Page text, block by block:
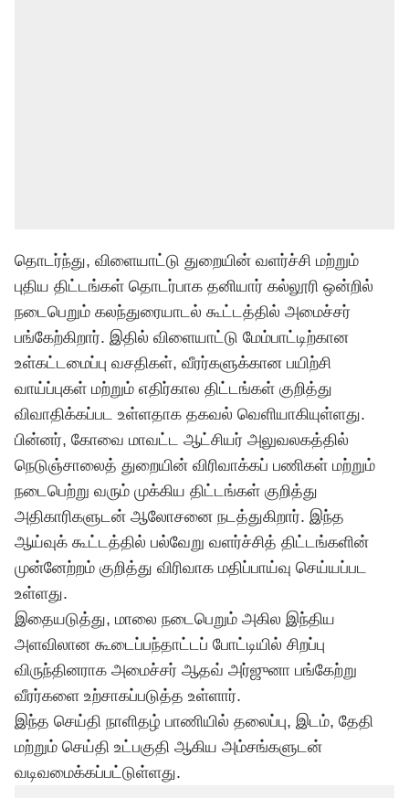
தொடர்ந்து, விளையாட்டு துறையின் வளர்ச்சி மற்றும்
புதிய திட்டங்கள் தொடர்பாக தனியார் கல்லூரி ஒன்றில்
நடைபெறும் கலந்துரையாடல் கூட்டத்தில் அமைச்சர்
பங்கேற்கிறார். இதில் விளையாட்டு மேம்பாட்டிற்கான
உள்கட்டமைப்பு வசதிகள், வீரர்களுக்கான பயிற்சி
வாய்ப்புகள் மற்றும் எதிர்கால திட்டங்கள் குறித்து
விவாதிக்கப்பட உள்ளதாக தகவல் வெளியாகியுள்ளது.
பின்னர், கோவை மாவட்ட ஆட்சியர் அலுவலகத்தில்
நெடுஞ்சாலைத் துறையின் விரிவாக்கப் பணிகள் மற்றும்
நடைபெற்று வரும் முக்கிய திட்டங்கள் குறித்து
அதிகாரிகளுடன் ஆலோசனை நடத்துகிறார். இந்த
ஆய்வுக் கூட்டத்தில் பல்வேறு வளர்ச்சித் திட்டங்களின்
முன்னேற்றம் குறித்து விரிவாக மதிப்பாய்வு செய்யப்பட
உள்ளது.
இதையடுத்து, மாலை நடைபெறும் அகில இந்திய
அளவிலான கூடைப்பந்தாட்டப் போட்டியில் சிறப்பு
விருந்தினராக அமைச்சர் ஆதவ் அர்ஜுனா பங்கேற்று
வீரர்களை உற்சாகப்படுத்த உள்ளார்.
இந்த செய்தி நாளிதழ் பாணியில் தலைப்பு, இடம், தேதி
மற்றும் செய்தி உட்பகுதி ஆகிய அம்சங்களுடன்
வடிவமைக்கப்பட்டுள்ளது.